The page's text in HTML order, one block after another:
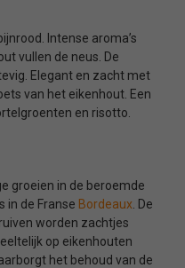
Intense aroma’s
vullen de neus. De
Elegant en zacht met
van het eikenhout. Een
en risotto.
groeien in de beroemde
in de Franse Bordeaux . De
worden zachtjes
op eikenhouten
het behoud van de